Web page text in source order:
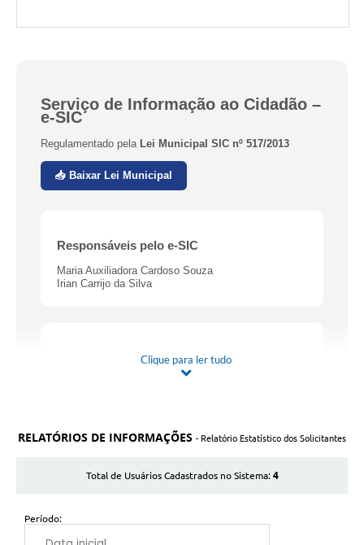
Serviço de Informação ao Cidadão –
e-SIC
Regulamentado pela Lei Municipal SIC nº 517/2013
📥 Baixar Lei Municipal
Responsáveis pelo e-SIC
Maria Auxiliadora Cardoso Souza
Irian Carrijo da Silva
Unidade Responsável
município pela Lei Municipal nº 517/2013.
Clique para ler tudo
RELATÓRIOS DE INFORMAÇÕES - Relatório Estatístico dos Solicitantes
Total de Usuários Cadastrados no Sistema: 4
Período: